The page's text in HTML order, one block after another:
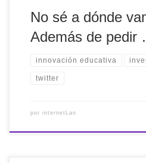
No sé a dónde
Además de pedir
innovación educativa
twitter
por internetLan